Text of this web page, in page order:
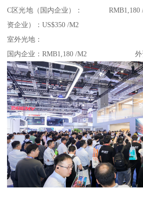
C区光地（国内企业）： RMB1,180
资企业）：US$350 /M2
室外光地：
国内企业：RMB1,180 /M2 外资企